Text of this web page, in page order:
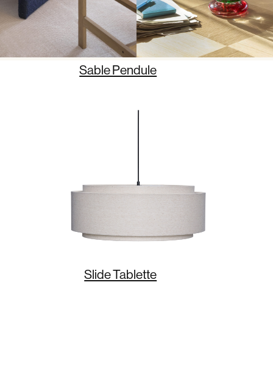
Sable Pendule
Slide Tablette